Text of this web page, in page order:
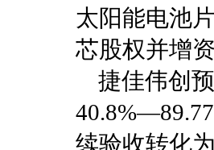
太阳能电池
芯股权并增
捷佳伟创
续验收转化